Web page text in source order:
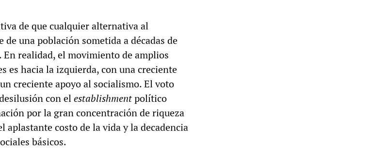
de que cualquier alternativa al
una población sometida a décadas de
realidad, el movimiento de amplios
es hacia la izquierda, con una creciente
creciente apoyo al socialismo. El voto
con elestablishmentpolítico
por la gran concentración de riqueza
aplastante costo de la vida y la decadencia
básicos.